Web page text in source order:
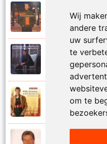
Wij
andere
uw
te
om te
Willy Sommers
Je schenkt hem
Willy Sommers
Willy Sommers
Jij bent alles voor